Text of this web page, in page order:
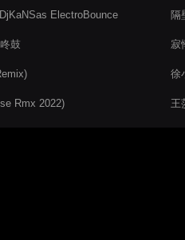
ElectroBounce
鼓
Rmx 2022)
隔
寂
徐
王